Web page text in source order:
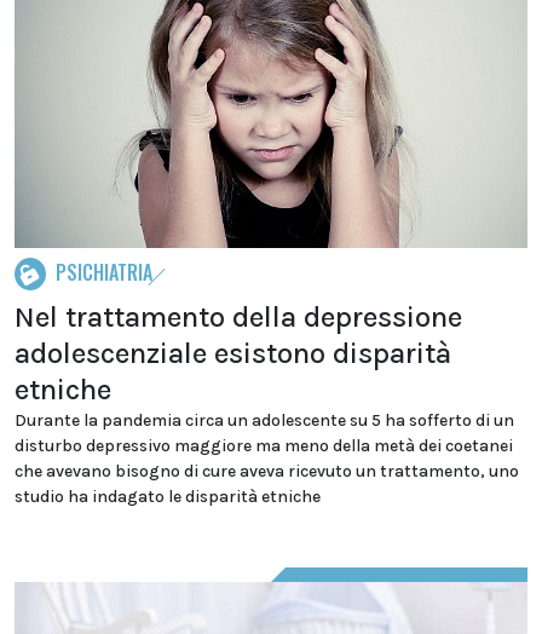
PSICHIATRIA
Nel trattamento della depressione
adolescenziale esistono disparità
etniche
Durante la pandemia circa un adolescente su 5 ha sofferto di un
disturbo depressivo maggiore ma meno della metà dei coetanei
che avevano bisogno di cure aveva ricevuto un trattamento, uno
studio ha indagato le disparità etniche